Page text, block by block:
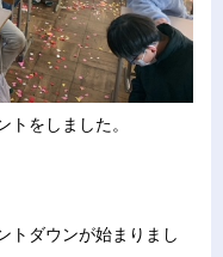
をしました。
トダウンが始まりまし